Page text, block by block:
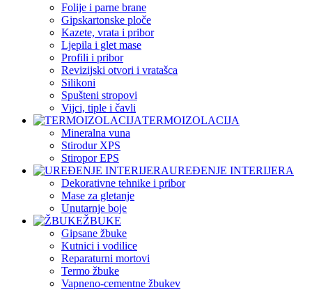
Folije i parne brane
Gipskartonske ploče
Kazete, vrata i pribor
Ljepila i glet mase
Profili i pribor
Revizijski otvori i vratašca
Silikoni
Spušteni stropovi
Vijci, tiple i čavli
TERMOIZOLACIJA
Mineralna vuna
Stirodur XPS
Stiropor EPS
UREĐENJE INTERIJERA
Dekorativne tehnike i pribor
Mase za gletanje
Unutarnje boje
ŽBUKE
Gipsane žbuke
Kutnici i vodilice
Reparaturni mortovi
Termo žbuke
Vapneno-cementne žbukev